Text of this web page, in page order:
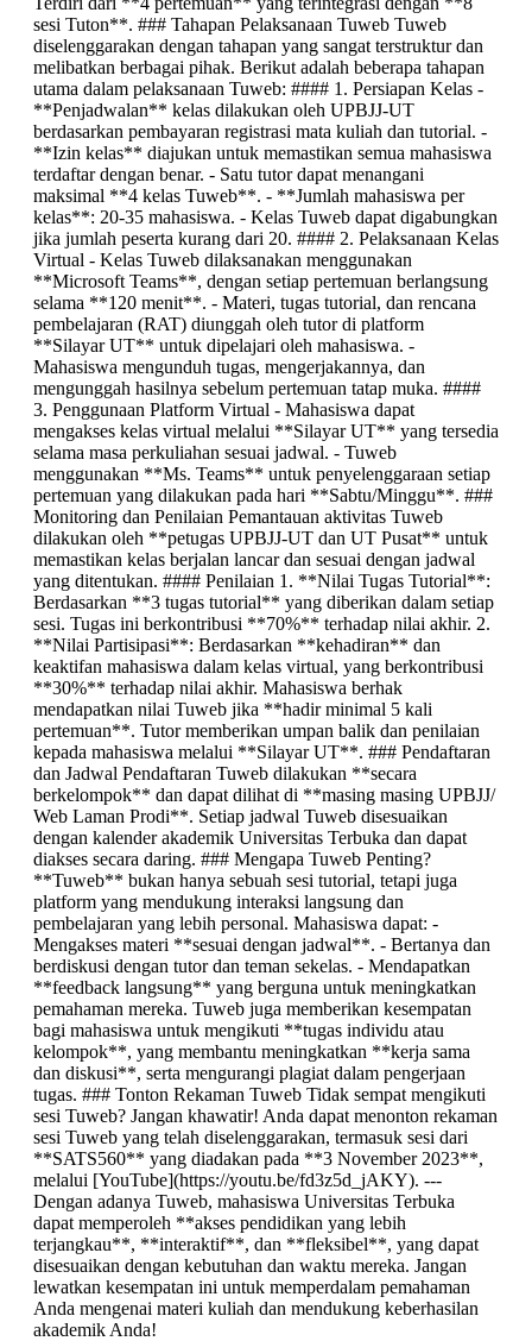
sesi Tuton**. ### Tahapan Pelaksanaan Tuweb Tuweb
diselenggarakan dengan tahapan yang sangat terstruktur dan
melibatkan berbagai pihak. Berikut adalah beberapa tahapan
utama dalam pelaksanaan Tuweb: #### 1. Persiapan Kelas -
**Penjadwalan** kelas dilakukan oleh UPBJJ-UT
berdasarkan pembayaran registrasi mata kuliah dan tutorial. -
**Izin kelas** diajukan untuk memastikan semua mahasiswa
terdaftar dengan benar. - Satu tutor dapat menangani
maksimal **4 kelas Tuweb**. - **Jumlah mahasiswa per
kelas**: 20-35 mahasiswa. - Kelas Tuweb dapat digabungkan
jika jumlah peserta kurang dari 20. #### 2. Pelaksanaan Kelas
Virtual - Kelas Tuweb dilaksanakan menggunakan
**Microsoft Teams**, dengan setiap pertemuan berlangsung
selama **120 menit**. - Materi, tugas tutorial, dan rencana
pembelajaran (RAT) diunggah oleh tutor di platform
**Silayar UT** untuk dipelajari oleh mahasiswa. -
Mahasiswa mengunduh tugas, mengerjakannya, dan
mengunggah hasilnya sebelum pertemuan tatap muka. ####
3. Penggunaan Platform Virtual - Mahasiswa dapat
mengakses kelas virtual melalui **Silayar UT** yang tersedia
selama masa perkuliahan sesuai jadwal. - Tuweb
menggunakan **Ms. Teams** untuk penyelenggaraan setiap
pertemuan yang dilakukan pada hari **Sabtu/Minggu**. ###
Monitoring dan Penilaian Pemantauan aktivitas Tuweb
dilakukan oleh **petugas UPBJJ-UT dan UT Pusat** untuk
memastikan kelas berjalan lancar dan sesuai dengan jadwal
yang ditentukan. #### Penilaian 1. **Nilai Tugas Tutorial**:
Berdasarkan **3 tugas tutorial** yang diberikan dalam setiap
sesi. Tugas ini berkontribusi **70%** terhadap nilai akhir. 2.
**Nilai Partisipasi**: Berdasarkan **kehadiran** dan
keaktifan mahasiswa dalam kelas virtual, yang berkontribusi
**30%** terhadap nilai akhir. Mahasiswa berhak
mendapatkan nilai Tuweb jika **hadir minimal 5 kali
pertemuan**. Tutor memberikan umpan balik dan penilaian
kepada mahasiswa melalui **Silayar UT**. ### Pendaftaran
dan Jadwal Pendaftaran Tuweb dilakukan **secara
berkelompok** dan dapat dilihat di **masing masing UPBJJ/
Web Laman Prodi**. Setiap jadwal Tuweb disesuaikan
dengan kalender akademik Universitas Terbuka dan dapat
diakses secara daring. ### Mengapa Tuweb Penting?
**Tuweb** bukan hanya sebuah sesi tutorial, tetapi juga
platform yang mendukung interaksi langsung dan
pembelajaran yang lebih personal. Mahasiswa dapat: -
Mengakses materi **sesuai dengan jadwal**. - Bertanya dan
berdiskusi dengan tutor dan teman sekelas. - Mendapatkan
**feedback langsung** yang berguna untuk meningkatkan
pemahaman mereka. Tuweb juga memberikan kesempatan
bagi mahasiswa untuk mengikuti **tugas individu atau
kelompok**, yang membantu meningkatkan **kerja sama
dan diskusi**, serta mengurangi plagiat dalam pengerjaan
tugas. ### Tonton Rekaman Tuweb Tidak sempat mengikuti
sesi Tuweb? Jangan khawatir! Anda dapat menonton rekaman
sesi Tuweb yang telah diselenggarakan, termasuk sesi dari
**SATS560** yang diadakan pada **3 November 2023**,
melalui [YouTube](https://youtu.be/fd3z5d_jAKY). ---
Dengan adanya Tuweb, mahasiswa Universitas Terbuka
dapat memperoleh **akses pendidikan yang lebih
terjangkau**, **interaktif**, dan **fleksibel**, yang dapat
disesuaikan dengan kebutuhan dan waktu mereka. Jangan
lewatkan kesempatan ini untuk memperdalam pemahaman
Anda mengenai materi kuliah dan mendukung keberhasilan
akademik Anda!